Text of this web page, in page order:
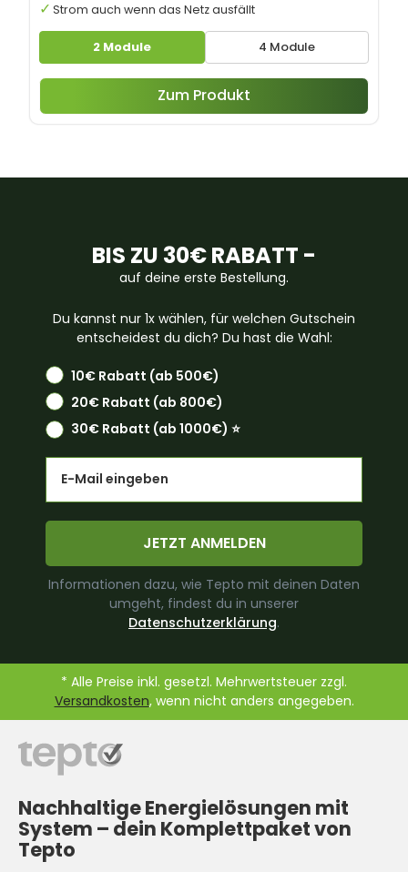
2 Module 4 Module
Strom auch wenn das Netz ausfällt
Zum Produkt
BIS ZU 30€ RABATT -
auf deine erste Bestellung.
Du kannst nur 1x wählen, für welchen Gutschein
entscheidest du dich? Du hast die Wahl:
10€ Rabatt (ab 500€)
20€ Rabatt (ab 800€)
30€ Rabatt (ab 1000€) ⭐️
JETZT ANMELDEN
Informationen dazu, wie Tepto mit deinen Daten
umgeht, findest du in unserer
Datenschutzerklärung.
* Alle Preise inkl. gesetzl. Mehrwertsteuer zzgl.
Versandkosten, wenn nicht anders angegeben.
Nachhaltige Energielösungen mit
System – dein Komplettpaket von
Tepto